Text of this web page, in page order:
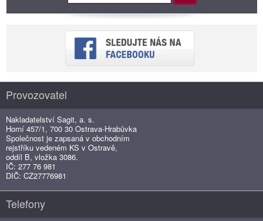
Provozovatel
Nakladatelství Sagit, a. s.
Horní 457/1, 700 30 Ostrava-Hrabůvka
Společnost je zapsaná v obchodním
rejstříku vedeném KS v Ostravě,
oddíl B, vložka 3086.
IČ: 277 76 981
DIČ: CZ27776981
Telefony